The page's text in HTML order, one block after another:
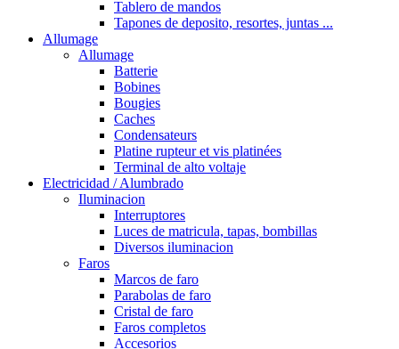
Tablero de mandos
Tapones de deposito, resortes, juntas ...
Allumage
Allumage
Batterie
Bobines
Bougies
Caches
Condensateurs
Platine rupteur et vis platinées
Terminal de alto voltaje
Electricidad / Alumbrado
Iluminacion
Interruptores
Luces de matricula, tapas, bombillas
Diversos iluminacion
Faros
Marcos de faro
Parabolas de faro
Cristal de faro
Faros completos
Accesorios